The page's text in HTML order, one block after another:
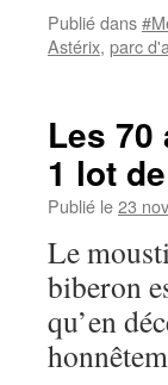
Publié dans
Astérix, parc
Les
1 lot
Publié le23
Le
biberon
qu’en